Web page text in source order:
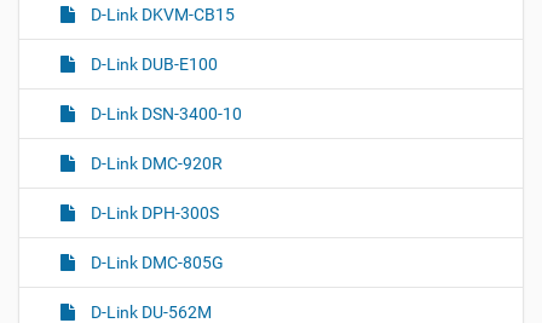
D-Link DKVM-CB15
D-Link DUB-E100
D-Link DSN-3400-10
D-Link DMC-920R
D-Link DPH-300S
D-Link DMC-805G
D-Link DU-562M